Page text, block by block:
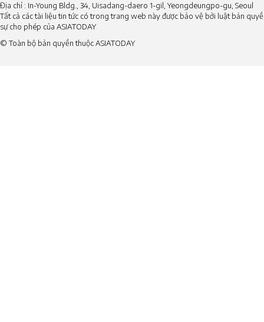
Địa chỉ : In-Young Bldg., 34, Uisadang-daero 1-gil, Yeongdeungpo-gu, Seoul
Tất cả các tài liệu tin tức có trong trang web này được bảo vệ bởi luật bản
sự cho phép của ASIATODAY
© Toàn bộ bản quyền thuộc ASIATODAY